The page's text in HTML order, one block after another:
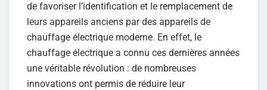
de favoriser l’identification et le remplacement de
leurs appareils anciens par des appareils de
chauffage électrique moderne. En effet, le
chauffage électrique a connu ces dernières années
une véritable révolution : de nombreuses
innovations ont permis de réduire leur